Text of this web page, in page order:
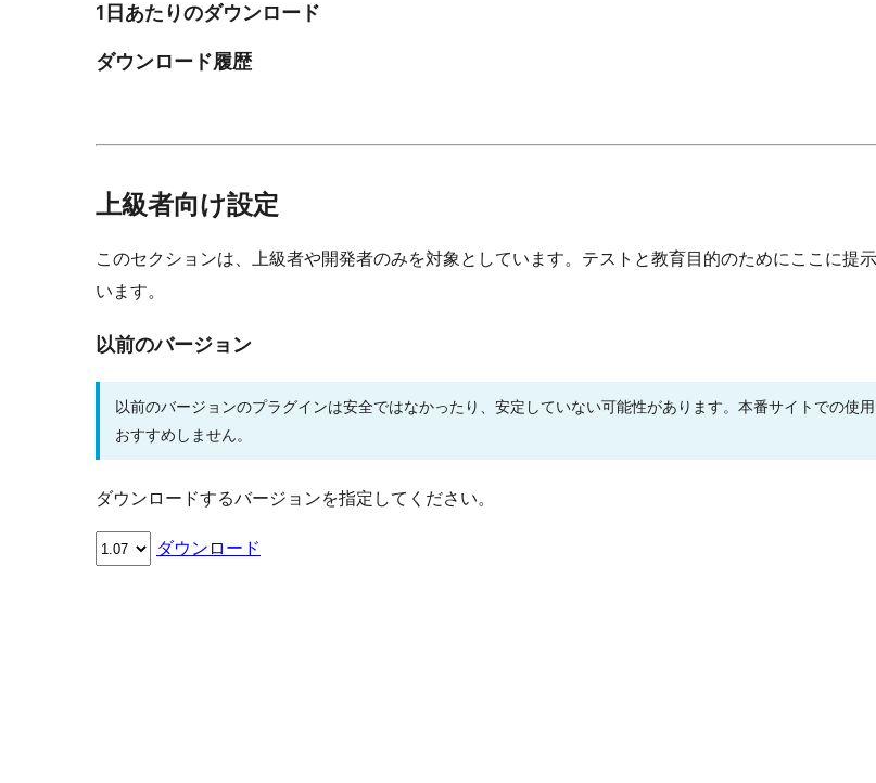
1日あたりのダウンロード
ダウンロード履歴
上級者向け設定
このセクションは、上級者や開発者のみを対象としています。テストと教育目的のためにここに提
います。
以前のバージョン
以前のバージョンのプラグインは安全ではなかったり、安定していない可能性があります。本番サイトでの使
おすすめしません。
ダウンロードするバージョンを指定してください。
ダウンロード